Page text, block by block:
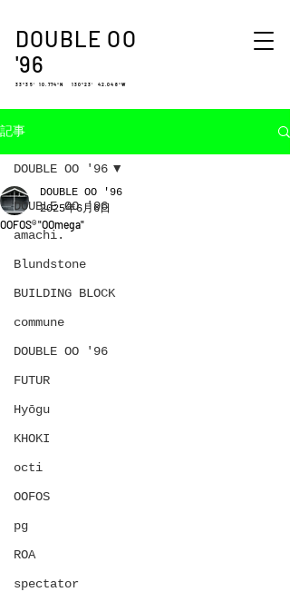
DOUBLE OO
'96
33°35′ 10.774″N 130°23′ 42.048″W
記事
DOUBLE OO '96
amachi.
Blundstone
BUILDING BLOCK
commune
DOUBLE OO '96
FUTUR
Hyōgu
KHOKI
octi
OOFOS
pg
ROA
spectator
DOUBLE OO '96
OOFOS® "OOmega"
DOUBLE OO '96
2025年6月6日